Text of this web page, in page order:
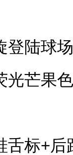
登陆球场
光芒果
舌标+